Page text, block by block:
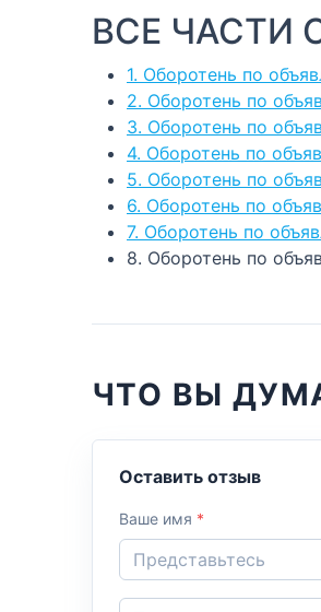
ВСЕ ЧАСТИ
1. Оборотень по
2. Оборотень по
3. Оборотень по
4. Оборотень по
5. Оборотень по
6. Оборотень по
7. Оборотень по
8. Оборотень по
ЧТО ВЫ
Оставить отзыв
Ваше имя *